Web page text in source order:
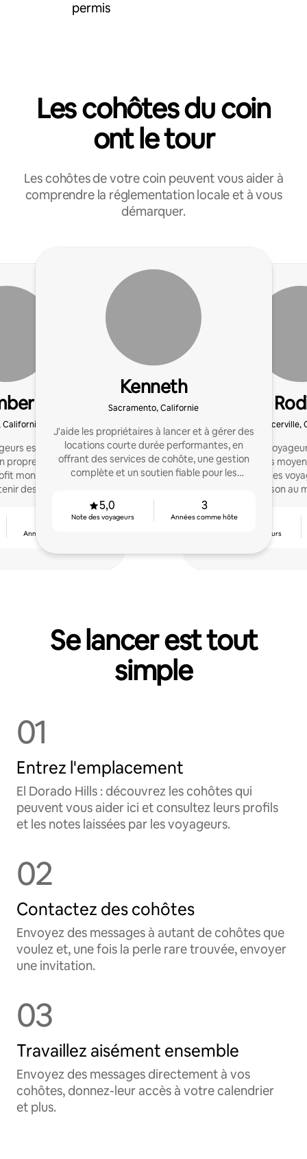
permis
Les cohôtes du coin
ont le tour
Les cohôtes de votre coin peuvent vous aider à
comprendre la réglementation locale et à vous
démarquer.
est ma passion!
propre logement avec
mon expertise pour
des commentaires
leurs revenus.
Années comme hôte
Kenneth
Sacramento, Californie
J'aide les propriétaires à lancer et à gérer des
locations courte durée performantes, en
offrant des services de cohôte, une gestion
complète et un soutien fiable pour les
5,0
Note des voyageurs
3
Années comme hôte
J'accueille des
trouver des
célébrations des voyageurs.
maintenir la maison au
Note des voyageurs
Se lancer est tout
simple
01
Entrez l'emplacement
El Dorado Hills : découvrez les cohôtes qui
peuvent vous aider ici et consultez leurs profils
et les notes laissées par les voyageurs.
02
Contactez des cohôtes
Envoyez des messages à autant de cohôtes que
voulez et, une fois la perle rare trouvée, envoyer
une invitation.
03
Travaillez aisément ensemble
Envoyez des messages directement à vos
cohôtes, donnez-leur accès à votre calendrier
et plus.